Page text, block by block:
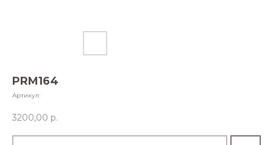
PRM164
Артикул:
3200,00 р.